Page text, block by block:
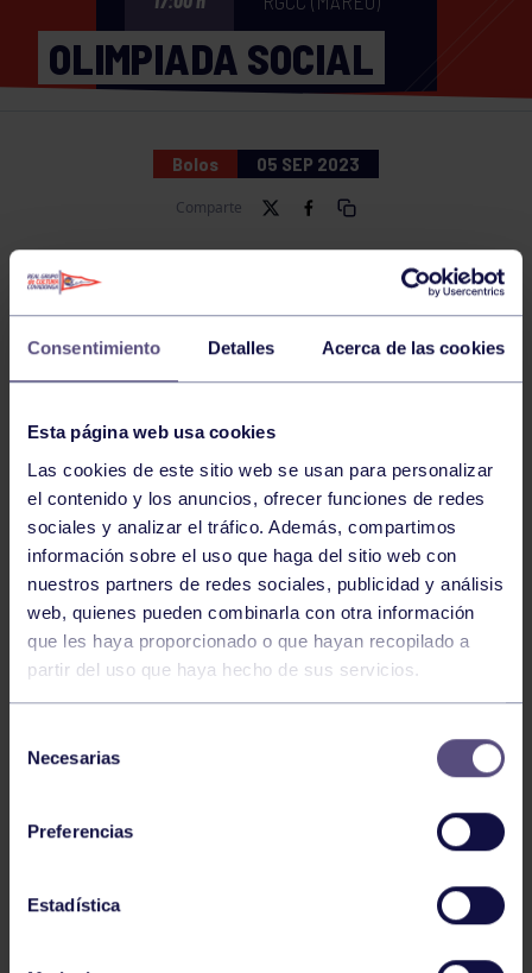
Consentimiento Detalles Acerca de las cookies
Esta página web usa cookies
Las cookies de este sitio web se usan para personalizar
el contenido y los anuncios, ofrecer funciones de redes
sociales y analizar el tráfico. Además, compartimos
información sobre el uso que haga del sitio web con
nuestros partners de redes sociales, publicidad y análisis
web, quienes pueden combinarla con otra información
que les haya proporcionado o que hayan recopilado a
partir del uso que haya hecho de sus servicios.
Necesarias
Preferencias
Estadística
OLIMPIADA SOCIAL
Bolos 05 SEP 2023
Comparte
NOTICIAS RELACIONADAS
Bolos 03 Ago 2026
GIANIRA REVALIDA TÍTULO Y DAVID
AVANZA